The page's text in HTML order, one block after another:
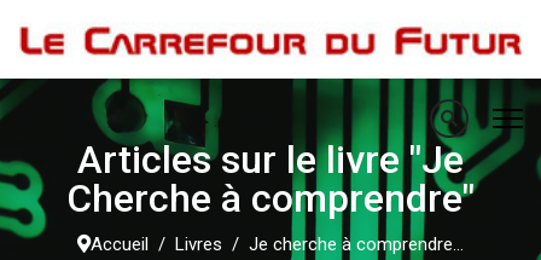
Articles sur le livre "Je
Cherche à comprendre"
Accueil Livres
Je cherche à comprendre...